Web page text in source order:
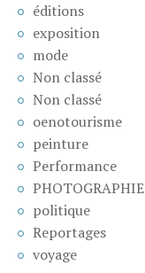
éditions
exposition
mode
Non classé
Non classé
oenotourisme
peinture
Performance
PHOTOGRAPHIE
politique
Reportages
voyage